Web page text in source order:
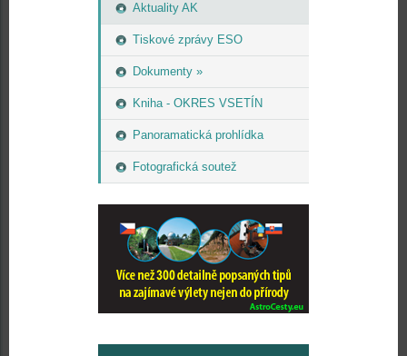
Aktuality AK
Tiskové zprávy ESO
Dokumenty »
Kniha - OKRES VSETÍN
Panoramatická prohlídka
Fotografická soutež